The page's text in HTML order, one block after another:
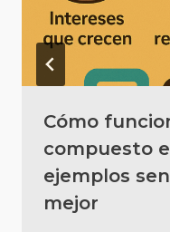
Cómo
compuesto
ejemplos
mejor